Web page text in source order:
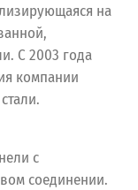
на
С 2003 года
компании
с
соединении.